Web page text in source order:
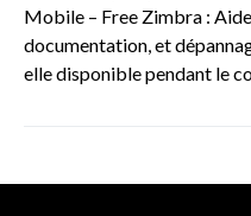
Mobile – Free Zimbra :
documentation, et
elle disponible pendant le